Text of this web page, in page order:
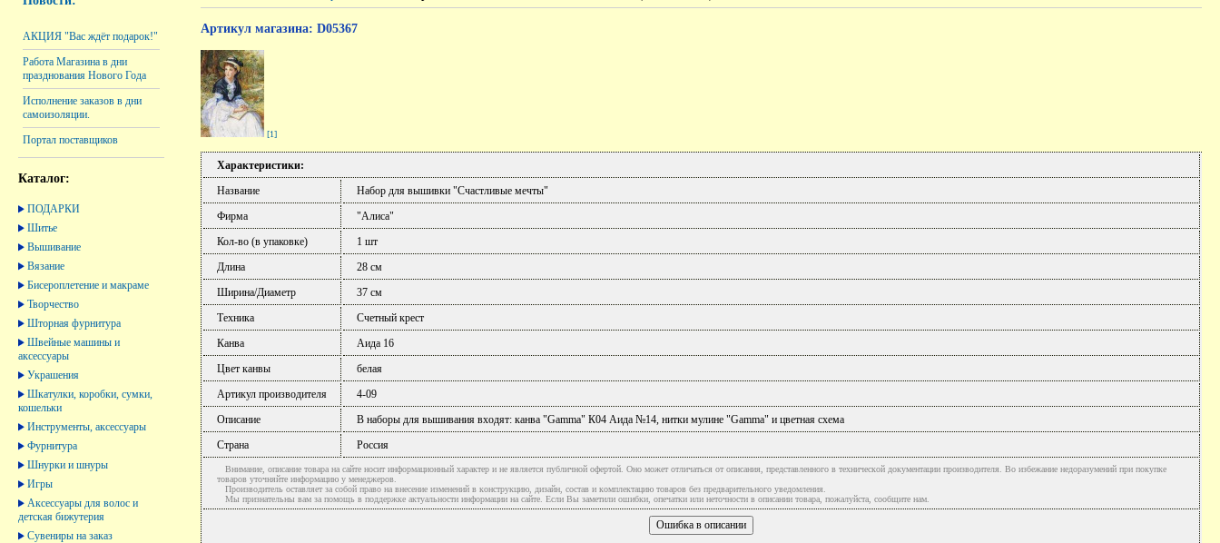
АКЦИЯ "Вас ждёт подарок!"
Работа Магазина в дни
празднования Нового Года
Исполнение заказов в дни
самоизоляции.
Портал поставщиков
Каталог:
ПОДАРКИ
Шитье
Вышивание
Вязание
Бисероплетение и макраме
Творчество
Шторная фурнитура
Швейные машины и
аксессуары
Украшения
Шкатулки, коробки, сумки,
кошельки
Инструменты, аксессуары
Фурнитура
Шнурки и шнуры
Игры
Аксессуары для волос и
детская бижутерия
Сувениры на заказ
Артикул магазина: D05367
[1]
Характеристики:
Название
Набор для вышивки "Счастливые мечты"
Фирма
"Алиса"
Кол-во (в упаковке)
1 шт
Длина
28 см
Ширина/Диаметр
37 см
Техника
Счетный крест
Канва
Аида 16
Цвет канвы
белая
Артикул производителя
4-09
Описание
В наборы для вышивания входят: канва "Gammа" К04 Аида №14, нитки мулине "Gammа" и цветная схема
Страна
Россия
Внимание, описание товара на сайте носит информационный характер и не является публичной офертой. Оно может отличаться от описания, представленного в технической документации производителя. Во избежание недоразумений при покупке
товаров уточняйте информацию у менеджеров.
Производитель оставляет за собой право на внесение изменений в конструкцию, дизайн, состав и комплектацию товаров без предварительного уведомления.
Мы признательны вам за помощь в поддержке актуальности информации на сайте. Если Вы заметили ошибки, опечатки или неточности в описании товара, пожалуйста, сообщите нам.